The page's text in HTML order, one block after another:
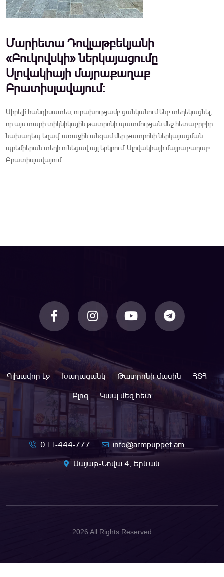
Մարիետա Դովլաթբեկյանի
«Բուկովսկի» ներկայացումը
Սլովակիայի մայրաքաղաք
Բրատիսլավայում:
Սիրելի՜ հանդիսատես, ուրախությամբ ցանկանում ենք տեղեկացնել,
որ այս տարի տիկնիկային թատրոնի պատմության մեջ հետաքրքիր
նախադեպ եղավ` առաջին անգամ մեր թատրոնի ներկայացման
պրեմիերան տեղի ունեցավ այլ երկրում` Սլովակիայի մայրաքաղաք
Բրատիսլավայում:
Գլխավոր էջ Խաղացանկ Թատրոնի մասին
ՀՏՀ
Բլոգ
Կապ մեզ հետ
011-444-777
info@armpuppet.am
Սայաթ-Նովա 4, Երևան
2026 All Rights Reserved